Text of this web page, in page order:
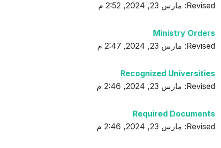
Revised: مارس 23, 2024, 2:52 م
Ministry Orders
Revised: مارس 23, 2024, 2:47 م
Recognized Universities
Revised: مارس 23, 2024, 2:46 م
Required Documents
Revised: مارس 23, 2024, 2:46 م